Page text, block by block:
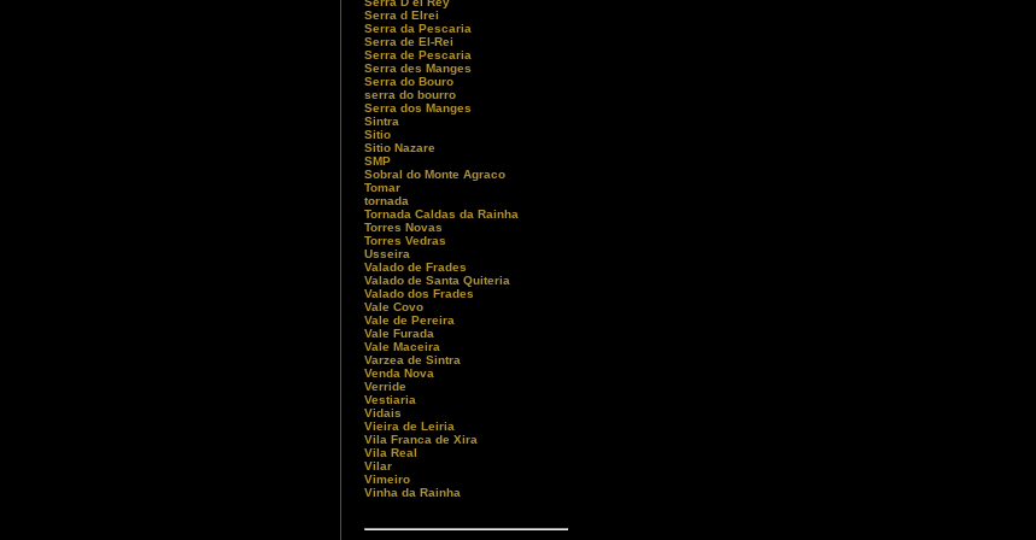
Serra d Elrei
Serra da Pescaria
Serra de El-Rei
Serra de Pescaria
Serra des Manges
Serra do Bouro
serra do bourro
Serra dos Manges
Sintra
Sitio
Sitio Nazare
SMP
Sobral do Monte Agraco
Tomar
tornada
Tornada Caldas da Rainha
Torres Novas
Torres Vedras
Usseira
Valado de Frades
Valado de Santa Quiteria
Valado dos Frades
Vale Covo
Vale de Pereira
Vale Furada
Vale Maceira
Varzea de Sintra
Venda Nova
Verride
Vestiaria
Vidais
Vieira de Leiria
Vila Franca de Xira
Vila Real
Vilar
Vimeiro
Vinha da Rainha